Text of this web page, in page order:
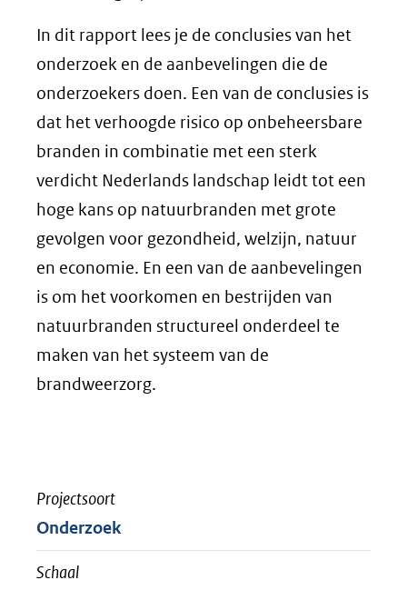
In dit rapport lees je de conclusies van het
onderzoek en de aanbevelingen die de
onderzoekers doen. Een van de conclusies is
dat het verhoogde risico op onbeheersbare
branden in combinatie met een sterk
verdicht Nederlands landschap leidt tot een
hoge kans op natuurbranden met grote
gevolgen voor gezondheid, welzijn, natuur
en economie. En een van de aanbevelingen
is om het voorkomen en bestrijden van
natuurbranden structureel onderdeel te
maken van het systeem van de
brandweerzorg.
Projectsoort
Onderzoek
Schaal